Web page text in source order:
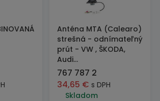
Anténa MTA (Calearo)
strešná - odnímateľný
prút - VW , ŠKODA,
Audi...
767 787 2
34,65 € s DPH
Skladom